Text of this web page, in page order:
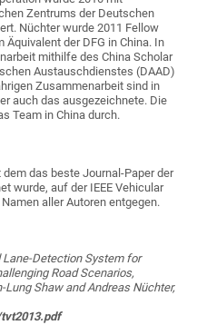
Zentrums der Deutschen
Nüchter wurde 2011 Fellow
der DFG in China. In
mithilfe des China Scholar
Austauschdienstes (DAAD)
Zusammenarbeit sind in
auch das ausgezeichnete. Die
Team in China durch.
das beste Journal-Paper der
wurde, auf der IEEE Vehicular
aller Autoren entgegen.
Lane-Detection System for
Road Scenarios,
Lung Shaw and Andreas Nüchter,